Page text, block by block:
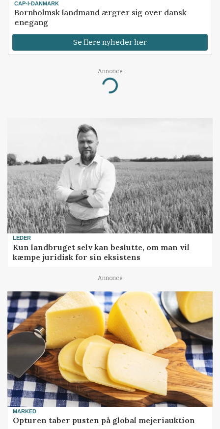
CAP-I-DANMARK
Bornholmsk landmand ærgrer sig over dansk
enegang
Se flere nyheder her
Annonce
Loading...
LEDER
Kun landbruget selv kan beslutte, om man vil
kæmpe juridisk for sin eksistens
Annonce
MARKED
Opturen taber pusten på global mejeriauktion